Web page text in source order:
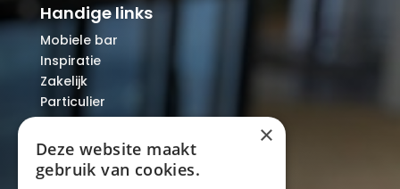
Handige links
Mobiele bar
Inspiratie
Zakelijk
Particulier
Over ons
Blog
Locaties
×
Deze website maakt
gebruik van cookies.